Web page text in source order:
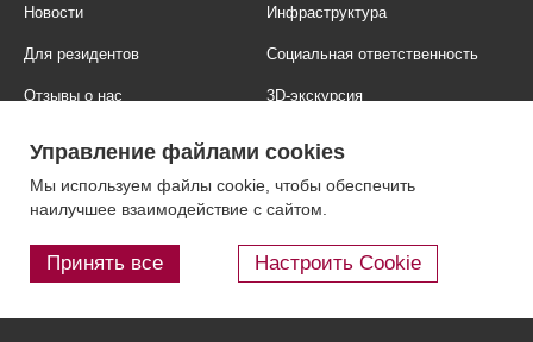
Новости Инфраструктура
Для резидентов Социальная ответственность
Отзывы о нас 3D-экскурсия
Контакты Блог
Управление файлами cookies
Мы используем файлы cookie, чтобы обеспечить
наилучшее взаимодействие с сайтом.
Принять все Настроить Cookie